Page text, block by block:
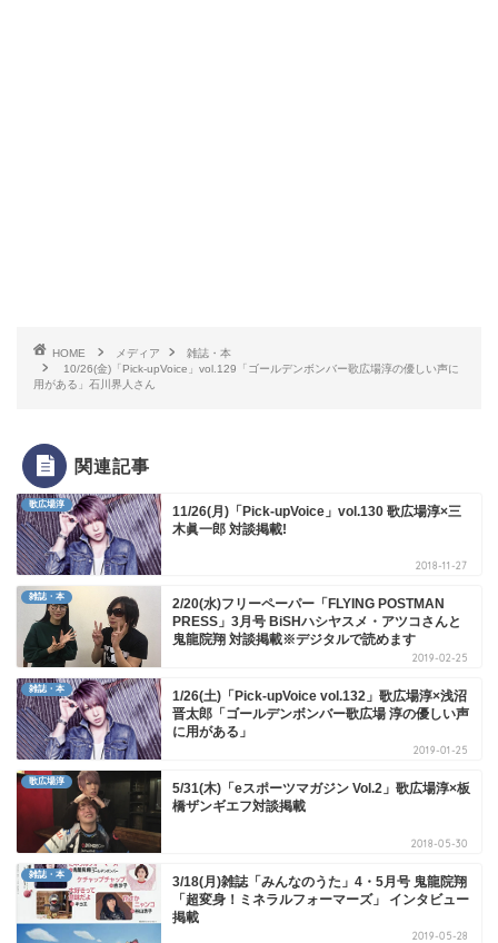
HOME メディア
雑誌・本
10/26(金)「Pick-upVoice」vol.129「ゴールデンボンバー歌広場淳の優しい声に
用がある」石川界人さん
関連記事
歌広場淳
11/26(月)「Pick-upVoice」vol.130 歌広場淳×三
木眞一郎 対談掲載!
2018-11-27
雑誌・本
2/20(水)フリーペーパー「FLYING POSTMAN
PRESS」3月号 BiSHハシヤスメ・アツコさんと
鬼龍院翔 対談掲載※デジタルで読めます
2019-02-25
雑誌・本
1/26(土)「Pick-upVoice vol.132」歌広場淳×浅沼
晋太郎「ゴールデンボンバー歌広場 淳の優しい声
に用がある」
2019-01-25
歌広場淳
5/31(木)「eスポーツマガジン Vol.2」歌広場淳×板
橋ザンギエフ対談掲載
2018-05-30
雑誌・本
3/18(月)雑誌「みんなのうた」4・5月号 鬼龍院翔
「超変身！ミネラルフォーマーズ」 インタビュー
掲載
2019-05-28